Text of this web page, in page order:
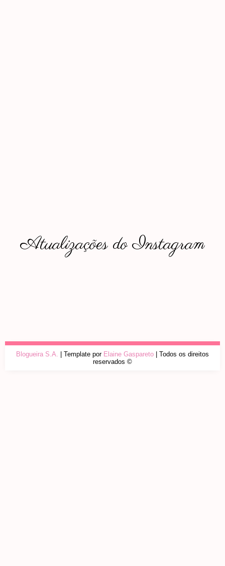
Atualizações do Instagram
Blogueira S.A. | Template por Elaine Gaspareto | Todos os direitos
reservados ©